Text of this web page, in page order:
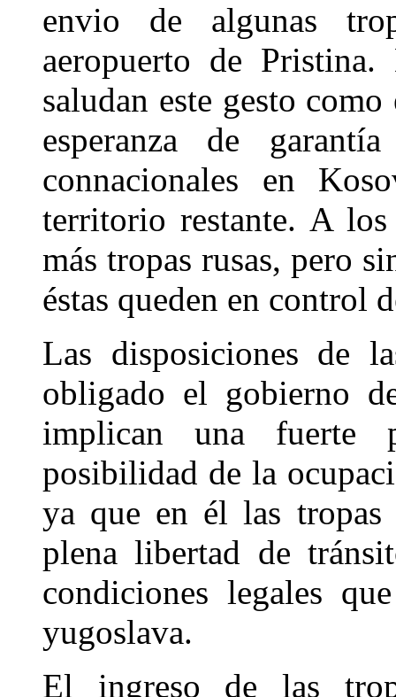
envio de algunas
aeropuerto de
saludan este gesto
esperanza de
connacionales en
territorio restante. A
más tropas rusas, pero
éstas queden en control
Las disposiciones de
obligado el gobierno
implican una fuerte
posibilidad de la
ya que en él las tropas
plena libertad de
condiciones legales
yugoslava.
El ingreso de las